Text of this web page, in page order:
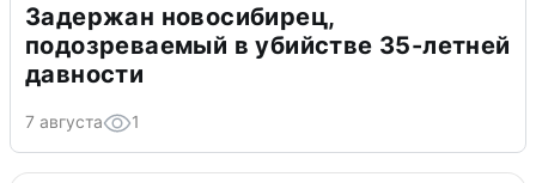
Задержан новосибирец,
подозреваемый в убийстве 35-летней
давности
7 августа 1